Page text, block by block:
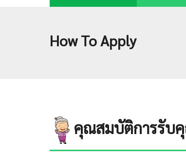
How To Apply
คุณสมบัติการรับ